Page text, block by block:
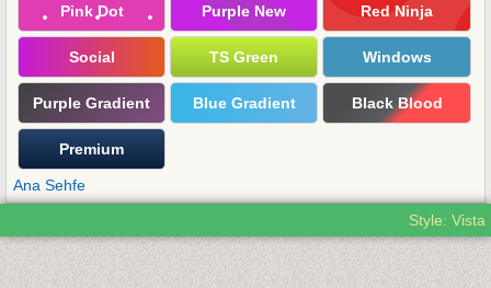
Pink Dot Purple New Red Ninja
Social TS Green Windows
Purple Gradient Blue Gradient Black Blood
Premium
Ana Sehfe
Style: Vista